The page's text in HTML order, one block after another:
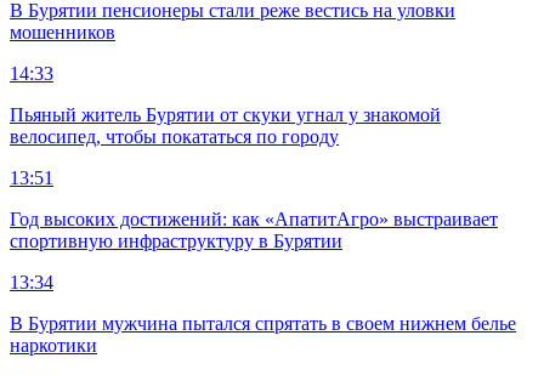
В Бурятии пенсионеры стали реже вестись на уловки
мошенников
14:33
Пьяный житель Бурятии от скуки угнал у знакомой
велосипед, чтобы покататься по городу
13:51
Год высоких достижений: как «АпатитАгро» выстраивает
спортивную инфраструктуру в Бурятии
13:34
В Бурятии мужчина пытался спрятать в своем нижнем белье
наркотики